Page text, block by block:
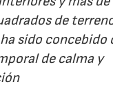
de
sido concebido
de calma y